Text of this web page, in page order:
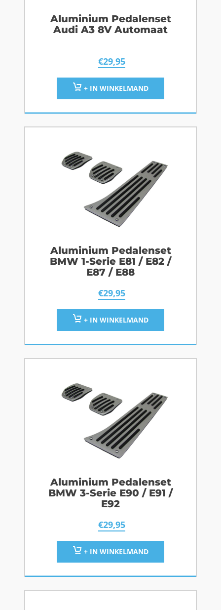
Aluminium Pedalenset
Audi A3 8V Automaat
€29,95
+ IN WINKELMAND
Aluminium Pedalenset
BMW 1-Serie E81 / E82 /
E87 / E88
€29,95
+ IN WINKELMAND
Aluminium Pedalenset
BMW 3-Serie E90 / E91 /
E92
€29,95
+ IN WINKELMAND